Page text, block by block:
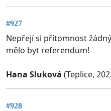
#927
Nepřejí si přítomnost
mělo byt referendum!
Hana Sluková (Teplice,
#928